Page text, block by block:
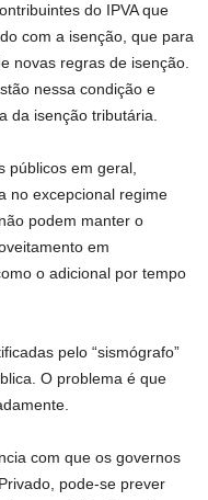
do IPVA que
com a isenção, que para
novas regras de isenção.
nessa condição e
da isenção tributária.
públicos em geral,
no excepcional regime
podem manter o
em
o adicional por tempo
pelo “sismógrafo”
O problema é que
com que os governos
pode-se prever